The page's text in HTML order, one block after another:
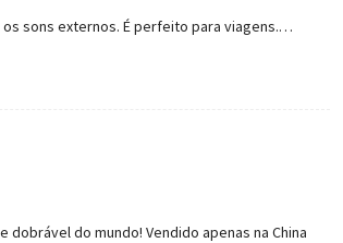
sons externos. É perfeito para viagens.…
do mundo! Vendido apenas na China